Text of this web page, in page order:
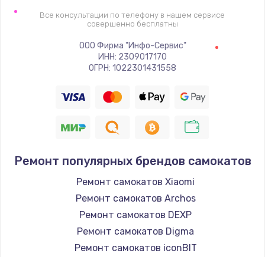
Все консультации по телефону в нашем сервисе
совершенно бесплатны
ООО Фирма "Инфо-Сервис"
ИНН: 2309017170
ОГРН: 1022301431558
Ремонт популярных брендов самокатов
Ремонт самокатов Xiaomi
Ремонт самокатов Archos
Ремонт самокатов DEXP
Ремонт самокатов Digma
Ремонт самокатов iconBIT